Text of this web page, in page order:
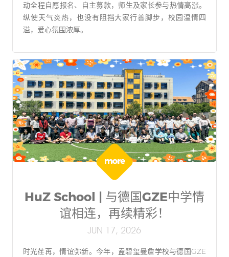
动全程自愿报名、自主募款，师生及家长参与热情高涨。
纵使天气炎热，也没有阻挡大家行善脚步，校园温情四
溢，爱心氛围浓厚。
HuZ School | 与德国GZE中学情
谊相连，再续精彩！
JUN 17, 2026
时光荏苒，情谊弥新。今年，盍碧玺曼詹学校与德国GZE